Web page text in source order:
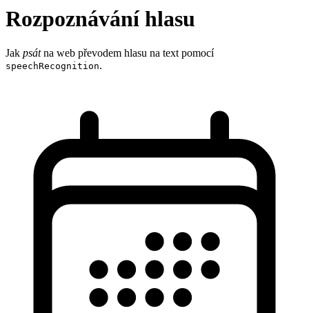
Rozpoznávání hlasu
Jak psátna web převodem hlasu na text pomocí
speechRecognition.